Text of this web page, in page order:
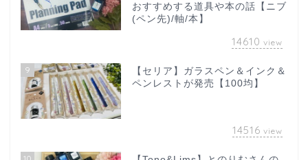
おすすめする道具や本の話【ニブ
(ペン先)/軸/本】
14610 view
9
【セリア】ガラスペン＆インク＆
ペンレストが発売【100均】
14516 view